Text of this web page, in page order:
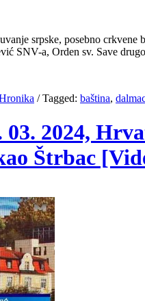
srpske, posebno
SNV-a, Orden sv. Save
/Tagged: baština,
03. 2024,
Štrbac